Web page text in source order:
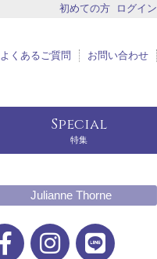
初めての方 ログイン
よくあるご質問 お問い合わせ
Special
特集
Julianne Thorne